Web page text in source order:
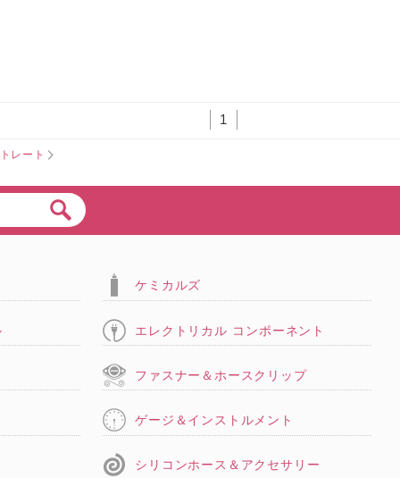
1
レート
ケミカルズ
エレクトリカル コンポーネント
ファスナー＆ホースクリップ
ゲージ＆インストルメント
シリコンホース＆アクセサリー